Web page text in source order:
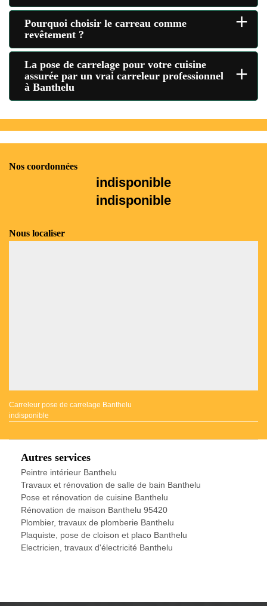
Pourquoi choisir le carreau comme
revêtement ?
+
La pose de carrelage pour votre cuisine
assurée par un vrai carreleur professionnel
à Banthelu
+
Nos coordonnées
indisponible
indisponible
Nous localiser
Carreleur pose de carrelage Banthelu
indisponible
Autres services
Peintre intérieur Banthelu
Travaux et rénovation de salle de bain Banthelu
Pose et rénovation de cuisine Banthelu
Rénovation de maison Banthelu 95420
Plombier, travaux de plomberie Banthelu
Plaquiste, pose de cloison et placo Banthelu
Electricien, travaux d'électricité Banthelu